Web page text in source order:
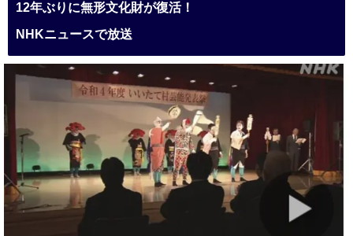
12年ぶりに無形文化財が復活！
NHKニュースで放送